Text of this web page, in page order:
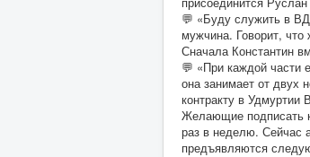
💬 «Буду служить в
мужчина. Говорит,
Сначала Константин
💬 «При каждой части
она занимает от двух
контракту в
Желающие подписать
раз в неделю. Сейчас
предъявляются